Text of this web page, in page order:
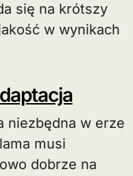
się na krótszy
w wynikach
niezbędna w erze
musi
dobrze na